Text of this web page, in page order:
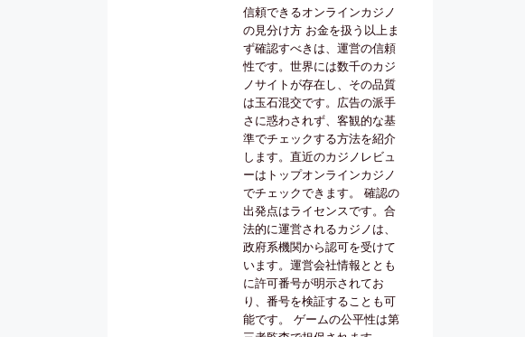
信頼できるオンラインカジノ
の見分け方 お金を扱う以上ま
ず確認すべきは、運営の信頼
性です。世界には数千のカジ
ノサイトが存在し、その品質
は玉石混交です。広告の派手
さに惑わされず、客観的な基
準でチェックする方法を紹介
します。直近のカジノレビュ
ーはトップオンラインカジノ
でチェックできます。 確認の
出発点はライセンスです。合
法的に運営されるカジノは、
政府系機関から認可を受けて
います。運営会社情報ととも
に許可番号が明示されてお
り、番号を検証することも可
能です。 ゲームの公平性は第